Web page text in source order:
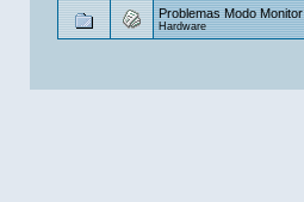
Problemas Modo Monitor
Hardware